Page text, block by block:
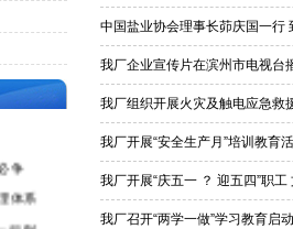
争
体系
到
中国盐业协会理事长茆庆国一行
我厂企业宣传片在滨州市电视台
我厂组织开展火灾及触电应急救
我厂开展“安全生产月”培训教育
我厂开展“庆五一 ？ 迎五四”职工
我厂召开“两学一做”学习教育启